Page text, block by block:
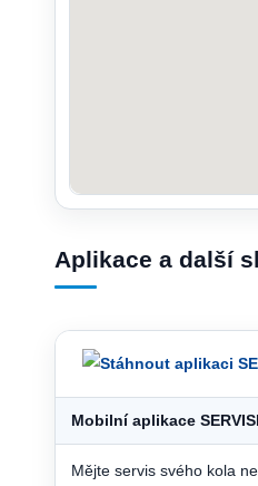
Aplikace a další
Mobilní aplikace
Mějte servis svého kola